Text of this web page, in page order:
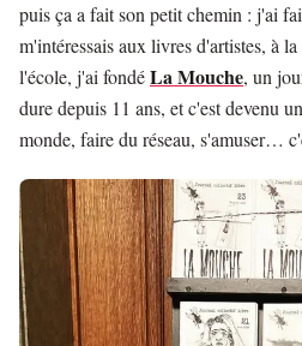
puis ça a fait son petit chemin : j'ai
m'intéressais aux livres d'artistes, à
l'école, j'ai fondéLa Mouche, un
dure depuis 11 ans, et c'est devenu
monde, faire du réseau, s'amuser…